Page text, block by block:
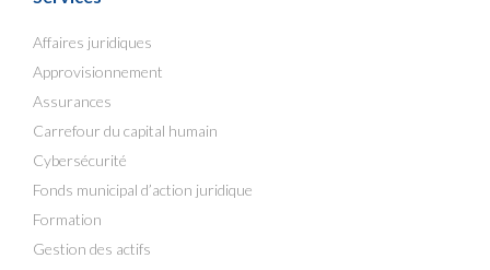
Affaires juridiques
Approvisionnement
Assurances
Carrefour du capital humain
Cybersécurité
Fonds municipal d’action juridique
Formation
Gestion des actifs